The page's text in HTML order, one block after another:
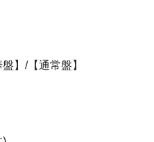
】/【通常盤】